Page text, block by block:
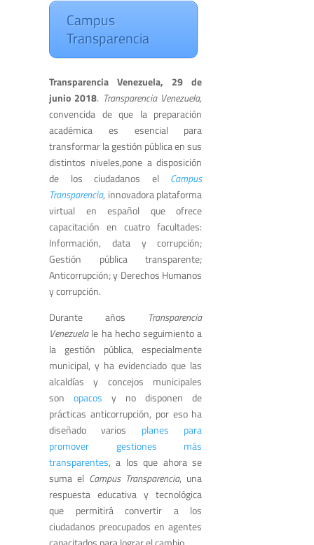
Campus
Transparencia
Transparencia Venezuela, 29 de
junio 2018. Transparencia Venezuela,
convencida de que la preparación
académica es esencial para
transformar la gestión pública en sus
distintos niveles,pone a disposición
de los ciudadanos el Campus
Transparencia, innovadora plataforma
virtual en español que ofrece
capacitación en cuatro facultades:
Información, data y corrupción;
Gestión pública transparente;
Anticorrupción; y Derechos Humanos
y corrupción.
Durante años Transparencia
Venezuelale ha hecho seguimiento a
la gestión pública, especialmente
municipal, y ha evidenciado que las
alcaldías y concejos municipales
sonopacos y no disponen de
prácticas anticorrupción, por eso ha
diseñado varios planes para
promover gestiones más
transparentes, a los que ahora se
suma el Campus Transparencia, una
respuesta educativa y tecnológica
que permitirá convertir a los
ciudadanos preocupados en agentes